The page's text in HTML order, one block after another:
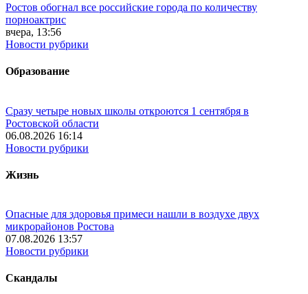
Ростов обогнал все российские города по количеству
порноактрис
вчера, 13:56
Новости рубрики
Образование
Сразу четыре новых школы откроются 1 сентября в
Ростовской области
06.08.2026 16:14
Новости рубрики
Жизнь
Опасные для здоровья примеси нашли в воздухе двух
микрорайонов Ростова
07.08.2026 13:57
Новости рубрики
Скандалы